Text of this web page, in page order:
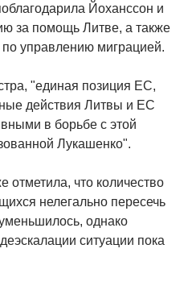
Йоханссон и
за помощь Литве, а также
управлению миграцией.
"единая позиция ЕС,
действия Литвы и ЕС
в борьбе с этой
Лукашенко".
отметила, что количество
нелегально пересечь
однако
ситуации пока